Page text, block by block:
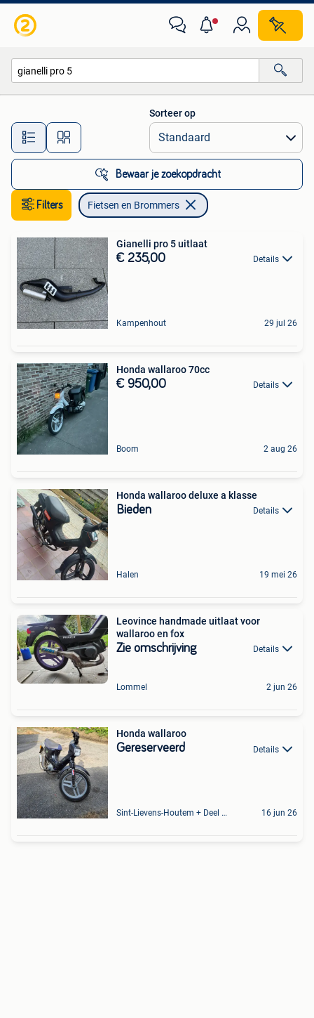
Alle afstanden…
Sorteer op
Bewaar je zoekopdracht
Filters Fietsen en Brommers
Gianelli pro 5 uitlaat
€ 235,00 Details
Kampenhout 29 jul 26
Honda wallaroo 70cc
€ 950,00 Details
Boom 2 aug 26
Honda wallaroo deluxe a klasse
Bieden Details
Halen 19 mei 26
Leovince handmade uitlaat voor
wallaroo en fox
Zie omschrijving Details
Lommel 2 jun 26
Honda wallaroo
Gereserveerd Details
Sint-Lievens-Houtem + Deel Oombergen 16 jun 26